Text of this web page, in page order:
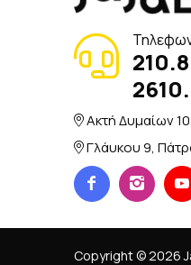
Ακτή Δυμαίων
Γλάυκου 9,
Copyright © 2026